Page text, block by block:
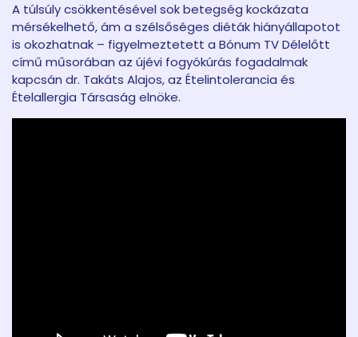
A túlsúly csökkentésével sok betegség kockázata
mérsékelhető, ám a szélsőséges diéták hiányállapotot
is okozhatnak – figyelmeztetett a Bónum TV Délelőtt
című műsorában az újévi fogyókúrás fogadalmak
kapcsán dr. Takáts Alajos, az Ételintolerancia és
Ételallergia Társaság elnöke.